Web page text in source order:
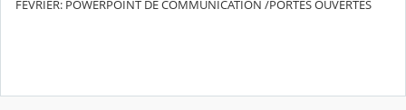
FEVRIER: POWERPOINT DE COMMUNICATION /PORTES OUVERTES